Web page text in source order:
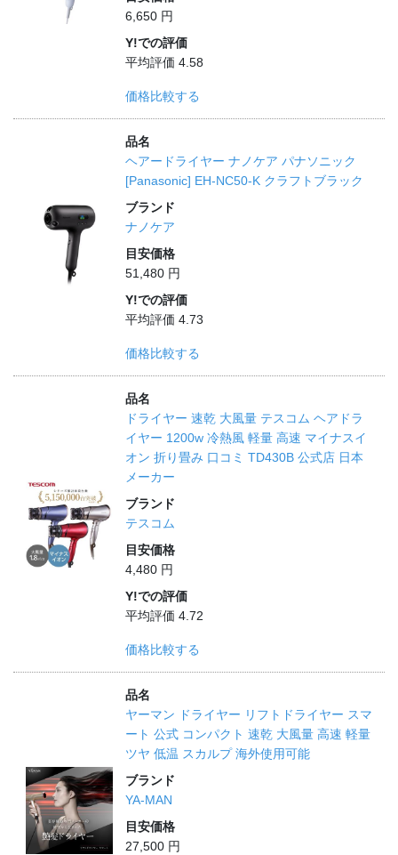
6,650 円
Y!での評価
平均評価 4.58
価格比較する
品名
ヘアードライヤー ナノケア パナソニック
[Panasonic] EH-NC50-K クラフトブラック
ブランド
ナノケア
目安価格
51,480 円
Y!での評価
平均評価 4.73
価格比較する
品名
ドライヤー 速乾 大風量 テスコム ヘアドラ
イヤー 1200w 冷熱風 軽量 高速 マイナスイ
オン 折り畳み 口コミ TD430B 公式店 日本
メーカー
ブランド
テスコム
目安価格
4,480 円
Y!での評価
平均評価 4.72
価格比較する
品名
ヤーマン ドライヤー リフトドライヤー スマ
ート 公式 コンパクト 速乾 大風量 高速 軽量
ツヤ 低温 スカルプ 海外使用可能
ブランド
YA‐MAN
目安価格
27,500 円